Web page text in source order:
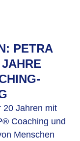
PETRA
20 Jahren mit
Coaching und
Menschen